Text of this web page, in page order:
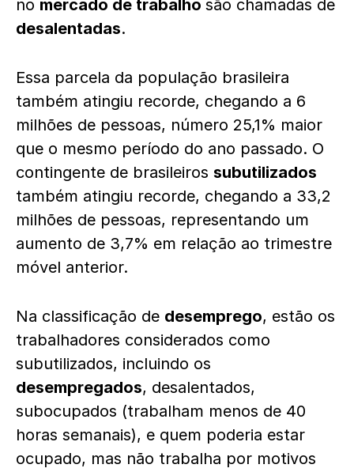
no mercado de trabalho são chamadas de
desalentadas.
Essa parcela da população brasileira
também atingiu recorde, chegando a 6
milhões de pessoas, número 25,1% maior
que o mesmo período do ano passado. O
contingente de brasileiros subutilizados
também atingiu recorde, chegando a 33,2
milhões de pessoas, representando um
aumento de 3,7% em relação ao trimestre
móvel anterior.
Na classificação de desemprego, estão os
trabalhadores considerados como
subutilizados, incluindo os
desempregados, desalentados,
subocupados (trabalham menos de 40
horas semanais), e quem poderia estar
ocupado, mas não trabalha por motivos